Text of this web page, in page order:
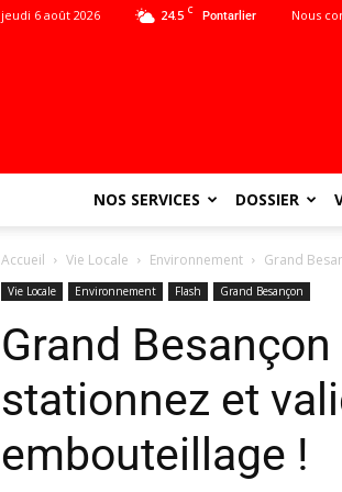
24.5 C Pontarlier
jeudi 6 août 2026 Nous
NOS SERVICES DOSSIER
Accueil Vie Locale Environnement Grand
Vie Locale Environnement Flash Grand Besançon
Grand
stationnez et
embouteillage !